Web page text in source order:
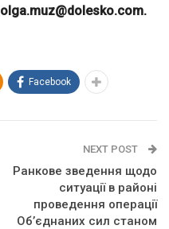
Facebook
NEXT POST
Ранкове зведення щодо
ситуації в районі
проведення операції
Об’єднаних сил станом